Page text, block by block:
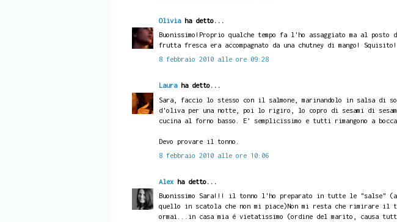
Oliviaha detto...
Buonissimo!Proprio qualche tempo fa l'ho assaggiato ma al posto
frutta fresca era accompagnato da una chutney di mango! Squisito!
8 febbraio 2010 alle ore 09:28
Lauraha detto...
Sara, faccio lo stesso con il salmone, marinandolo in salsa di
d'oliva per una notte, poi lo rigiro, lo copro di sesami di
cucina al forno basso. E' semplicissimo e tutti rimangono a bocca
Devo provare il tonno.
8 febbraio 2010 alle ore 10:06
Alexha detto...
Buonissimo Sara!!! il tonno l'ho preparato in tutte le "salse"
quello in scatola che non mi piace)Non mi resta che rimirare il
ormai...in casa mia é vietatissimo (ordine del marito, causa